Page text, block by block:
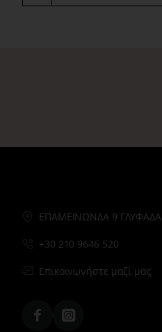
ΕΠΑΜΕΙΝΩΝΔΑ 9 ΓΛΥΦΑΔΑ
+30 210 9646 520
Επικοινωνήστε μαζί μας
FacebookInstagram